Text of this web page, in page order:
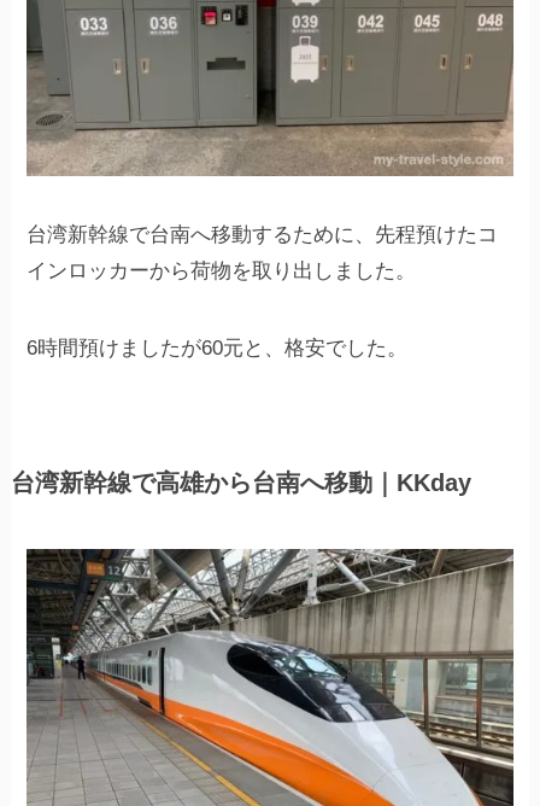
台湾新幹線で台南へ移動するために、先程預けたコ
インロッカーから荷物を取り出しました。
6時間預けましたが60元と、格安でした。
台湾新幹線で高雄から台南へ移動｜KKday